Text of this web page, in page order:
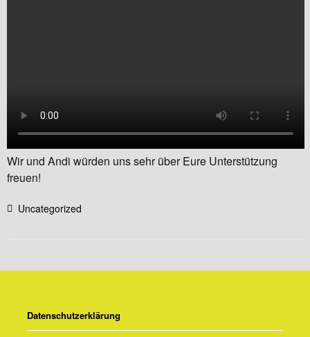
Wir und Andi würden uns sehr über Eure Unterstützung
freuen!
Uncategorized
Datenschutzerklärung